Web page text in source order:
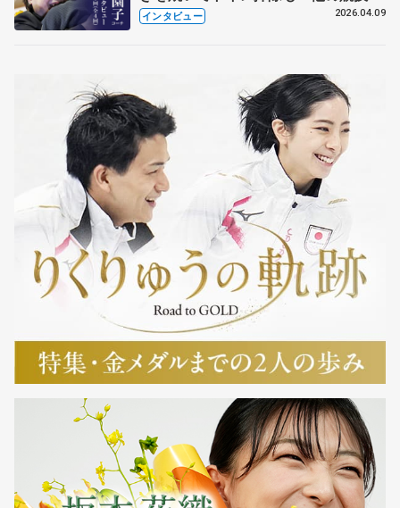
も通用するという坂本花織の筋肉
インタビュー 2026.04.09